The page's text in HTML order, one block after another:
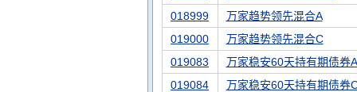
018999
万家趋势领先混合A
019000
万家趋势领先混合C
019083
万家稳安60天持有期债券A
019084
万家稳安60天持有期债券